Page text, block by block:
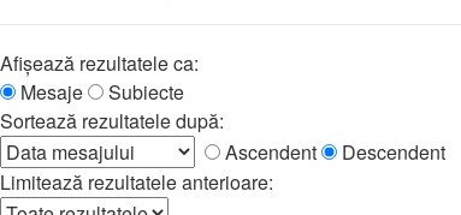
Afişează rezultatele ca:
Mesaje
Subiecte
Sortează rezultatele după:
Ascendent
Descendent
Limitează rezultatele anterioare: